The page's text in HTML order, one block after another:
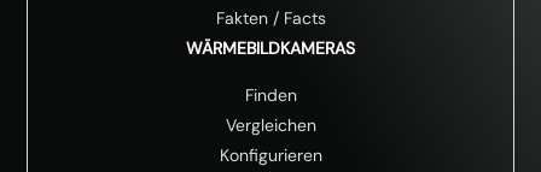
Fakten/ Facts
WÄRMEBILDKAMERAS
Finden
Vergleichen
Konfigurieren